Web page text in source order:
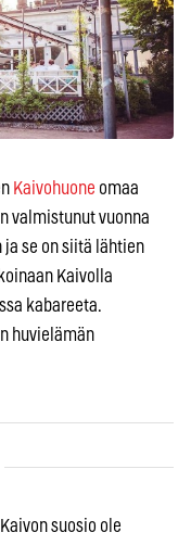
Kaivohuone omaa
valmistunut vuonna
se on siitä lähtien
Kaivolla
kabareeta.
huvielämän
suosio ole